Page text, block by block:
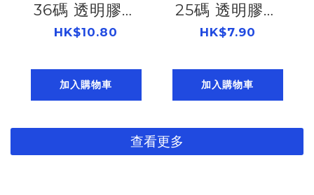
36碼 透明膠紙
500230300
HK$10.80
加入購物車
25碼 透明膠紙
500230020
HK$7.90
加入購物車
查看更多